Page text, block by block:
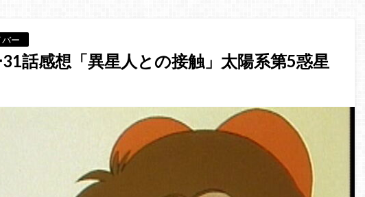
ー
話感想「異星人との接触」太陽系第5惑星